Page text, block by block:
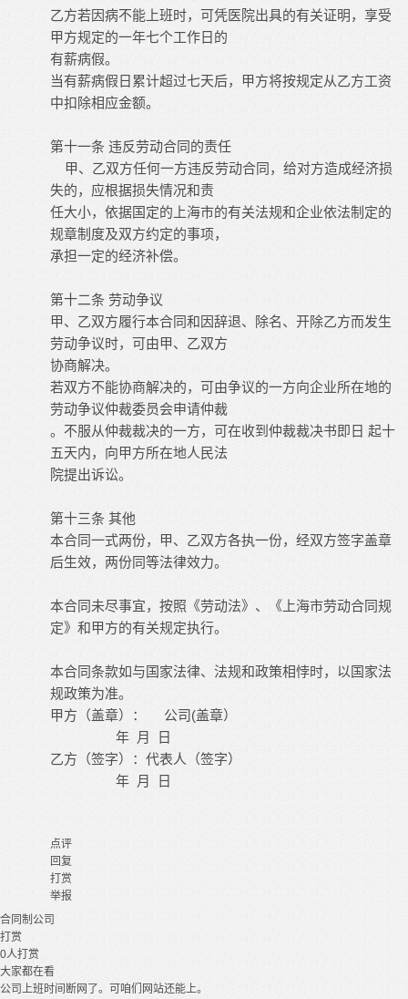
乙方若因病不能上班时，可凭医院出具的有关证明，享受
甲方规定的一年七个工作日的
有薪病假。
当有薪病假日累计超过七天后，甲方将按规定从乙方工资
中扣除相应金额。
第十一条 违反劳动合同的责任
甲、乙双方任何一方违反劳动合同，给对方造成经济损
失的，应根据损失情况和责
任大小，依据国定的上海市的有关法规和企业依法制定的
规章制度及双方约定的事项，
承担一定的经济补偿。
第十二条 劳动争议
甲、乙双方履行本合同和因辞退、除名、开除乙方而发生
劳动争议时，可由甲、乙双方
协商解决。
若双方不能协商解决的，可由争议的一方向企业所在地的
劳动争议仲裁委员会申请仲裁
。不服从仲裁裁决的一方，可在收到仲裁裁决书即日 起十
五天内，向甲方所在地人民法
院提出诉讼。
第十三条 其他
本合同一式两份，甲、乙双方各执一份，经双方签字盖章
后生效，两份同等法律效力。
本合同未尽事宜，按照《劳动法》、《上海市劳动合同规
定》和甲方的有关规定执行。
本合同条款如与国家法律、法规和政策相悖时，以国家法
规政策为准。
甲方（盖章）：
公司 (盖章）
年
月
日
乙方（签字）：代表人（签字）
年
月 日
点评
回复
打赏
举报
合同制 公司
打赏
0人打赏
大家都在看
公司上班时间断网了。可咱们网站还能上。